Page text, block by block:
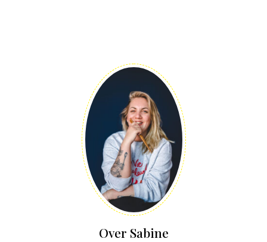
Over Sabine